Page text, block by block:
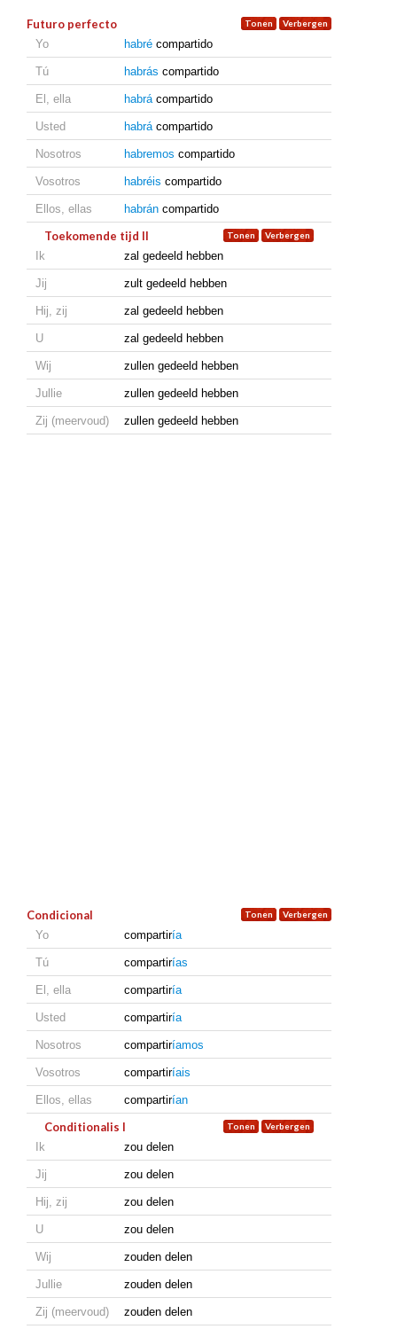
Futuro perfecto
Yo habré compartido
Tú habrás compartido
El, ella habrácompartido
Usted habrácompartido
Nosotros habremos compartido
Vosotros habréis compartido
Ellos, ellas habrán compartido
Toekomende tijd II
Ik zal gedeeld hebben
Jij zult gedeeld hebben
Hij, zij zal gedeeld hebben
U zal gedeeld hebben
Wij zullen gedeeld hebben
Jullie zullen gedeeld hebben
Zij (meervoud) zullen gedeeld hebben
Condicional
Yo compartiría
Tú compartirías
El, ella compartiría
Usted compartiría
Nosotros compartiríamos
Vosotros compartiríais
Ellos, ellas compartirían
Conditionalis I
Ik zou delen
Jij zou delen
Hij, zij zou delen
U zou delen
Wij zouden delen
Jullie zouden delen
Zij (meervoud) zouden delen